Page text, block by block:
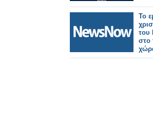
Το
του
στο